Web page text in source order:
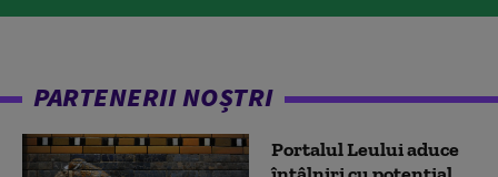
PARTENERII NOȘTRI
Portalul Leului aduce